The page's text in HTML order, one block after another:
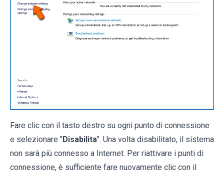
Fare clic con il tasto destro su ogni punto di connessione
e selezionare "Disabilita". Una volta disabilitato, il sistema
non sarà più connesso a Internet. Per riattivare i punti di
connessione, è sufficiente fare nuovamente clic con il